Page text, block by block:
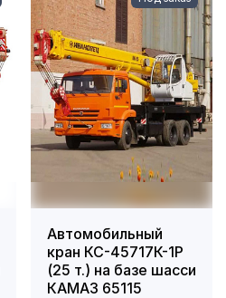
Автомобильный
кран КС-45717К-1Р
(25 т.) на базе шасси
КАМАЗ 65115